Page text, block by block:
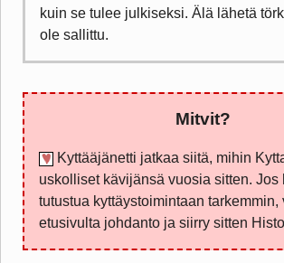
kuin se tulee julkiseksi. Älä lähetä
ole sallittu.
Mitvit?
Kyttääjänetti jatkaa siitä, mihin
uskolliset kävijänsä vuosia sitten. Jos
tutustua kyttäystoimintaan tarkemmin,
etusivulta johdanto ja siirry sitten